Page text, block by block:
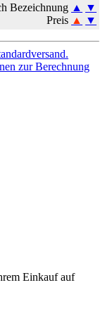
Bezeichnung ▲
▼
Preis ▲ ▼
zur Berechnung
Einkauf auf